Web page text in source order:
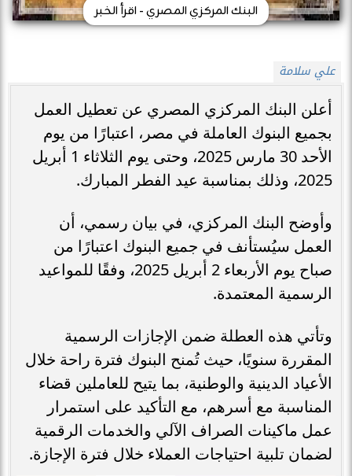
البنك المركزي المصري - اقرأ الخبر
علي سلامة
أعلن البنك المركزي المصري عن تعطيل العمل
بجميع البنوك العاملة في مصر، اعتبارًا من يوم
الأحد 30 مارس 2025، وحتى يوم الثلاثاء 1 أبريل
2025، وذلك بمناسبة عيد الفطر المبارك.
وأوضح البنك المركزي، في بيان رسمي، أن
العمل سيُستأنف في جميع البنوك اعتبارًا من
صباح يوم الأربعاء 2 أبريل 2025، وفقًا للمواعيد
الرسمية المعتمدة.
وتأتي هذه العطلة ضمن الإجازات الرسمية
المقررة سنويًا، حيث تُمنح البنوك فترة راحة خلال
الأعياد الدينية والوطنية، بما يتيح للعاملين قضاء
المناسبة مع أسرهم، مع التأكيد على استمرار
عمل ماكينات الصراف الآلي والخدمات الرقمية
لضمان تلبية احتياجات العملاء خلال فترة الإجازة.